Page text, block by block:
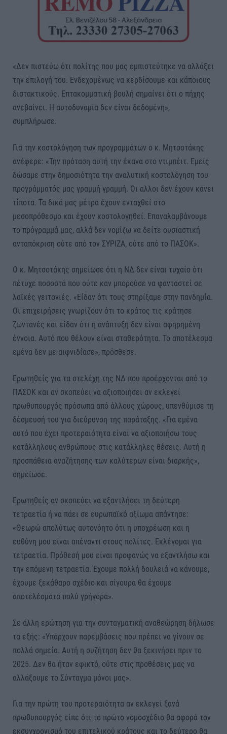
«Δεν πιστεύω ότι πολίτης που μας εμπιστεύτηκε να αλλάξει
την επιλογή του. Ενδεχομένως να κερδίσουμε και κάποιους
διστακτικούς. Επτακομματική βουλή σημαίνει ότι ο πήχης
ανεβαίνει. Η αυτοδυναμία δεν είναι δεδομένη»,
συμπλήρωσε.
Για την κοστολόγηση των προγραμμάτων ο κ. Μητσοτάκης
ανέφερε: «Την πρόταση αυτή την έκανα στο ντιμπέιτ. Εμείς
δώσαμε στην δημοσιότητα την αναλυτική κοστολόγηση του
προγράμματός μας γραμμή γραμμή. Οι αλλοι δεν έχουν κάνει
τίποτα. Τα δικά μας μέτρα έχουν ενταχθεί στο
μεσοπρόθεσμο και έχουν κοστολογηθεί. Επαναλαμβάνουμε
το πρόγραμμά μας, αλλά δεν νομίζω να δείτε ουσιαστική
ανταπόκριση ούτε από τον ΣΥΡΙΖΑ, ούτε από το ΠΑΣΟΚ».
Ο κ. Μητσοτάκης σημείωσε ότι η ΝΔ δεν είναι τυχαίο ότι
πέτυχε ποσοστά που ούτε καν μπορούσε να φανταστεί σε
λαϊκές γειτονιές. «Είδαν ότι τους στηρίξαμε στην πανδημία.
Οι επιχειρήσεις γνωρίζουν ότι το κράτος τις κράτησε
ζωντανές και είδαν ότι η ανάπτυξη δεν είναι αφηρημένη
έννοια. Αυτό που θέλουν είναι σταθερότητα. Το αποτέλεσμα
εμένα δεν με αιφνιδίασε», πρόσθεσε.
Ερωτηθείς για τα στελέχη της ΝΔ που προέρχονται από το
ΠΑΣΟΚ και αν σκοπεύει να αξιοποιήσει αν εκλεγεί
πρωθυπουργός πρόσωπα από άλλους χώρους, υπενθύμισε τη
δέσμευσή του για διεύρυνση της παράταξης. «Για εμένα
αυτό που έχει προτεραιότητα είναι να αξιοποιήσω τους
κατάλληλους ανθρώπους στις κατάλληλες θέσεις. Αυτή η
προσπάθεια αναζήτησης των καλύτερων είναι διαρκής»,
σημείωσε.
Ερωτηθείς αν σκοπεύει να εξαντλήσει τη δεύτερη
τετραετία ή να πάει σε ευρωπαϊκό αξίωμα απάντησε:
«Θεωρώ απολύτως αυτονόητο ότι η υποχρέωση και η
ευθύνη μου είναι απέναντι στους πολίτες. Εκλέγομαι για
τετραετία. Πρόθεσή μου είναι προφανώς να εξαντλήσω και
την επόμενη τετραετία. Έχουμε πολλή δουλειά να κάνουμε,
έχουμε ξεκάθαρο σχέδιο και σίγουρα θα έχουμε
αποτελέσματα πολύ γρήγορα».
Σε άλλη ερώτηση για την συνταγματική αναθεώρηση δήλωσε
τα εξής: «Υπάρχουν παρεμβάσεις που πρέπει να γίνουν σε
πολλά σημεία. Αυτή η συζήτηση δεν θα ξεκινήσει πριν το
2025. Δεν θα ήταν εφικτό, ούτε στις προθέσεις μας να
αλλάξουμε το Σύνταγμα μόνοι μας».
Για την πρώτη του προτεραιότητα αν εκλεγεί ξανά
πρωθυπουργός είπε ότι το πρώτο νομοσχέδιο θα αφορά τον
εκσυγχρονισμό του επιτελικού κράτους και το δεύτερο θα